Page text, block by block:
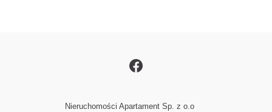
Nieruchomości Apartament Sp. z o.o